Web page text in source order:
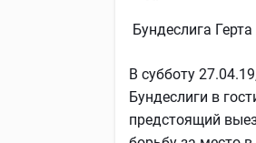
Бундеслига
В субботу
Бундеслиги в
предстоящий